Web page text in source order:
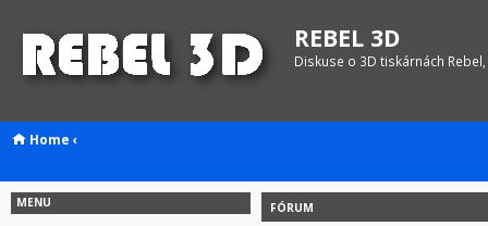
REBEL 3D
Diskuse o 3D tiskárnách
Home ‹
MENU FÓRUM